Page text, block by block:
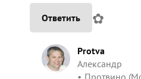
Ответить ✿
Protva
Александр
Протвино